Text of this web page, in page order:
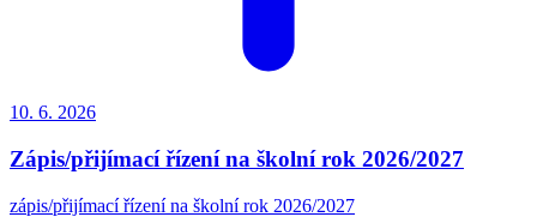
10. 6. 2026
Zápis/přijímací řízení na školní rok 2026/2027
zápis/přijímací řízení na školní rok 2026/2027